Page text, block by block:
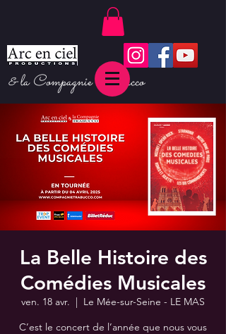
& la Compagnie Trabucco
La Belle Histoire des
Comédies Musicales
ven. 18 avr.
  |
Le Mée-sur-Seine - LE MAS
C’est le concert de l’année que nous vous